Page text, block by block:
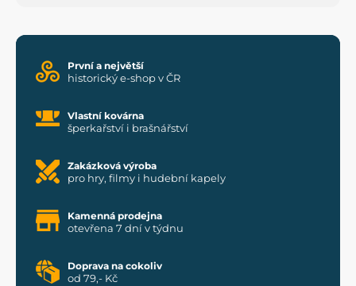
První a největší
historický e-shop v ČR
Vlastní kovárna
šperkařství i brašnářství
Zakázková výroba
pro hry, filmy i hudební kapely
Kamenná prodejna
otevřena 7 dní v týdnu
Doprava na cokoliv
od 79,- Kč